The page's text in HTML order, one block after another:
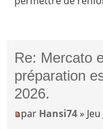
Re: Mercato
préparation
2026.
par Hansi74 »